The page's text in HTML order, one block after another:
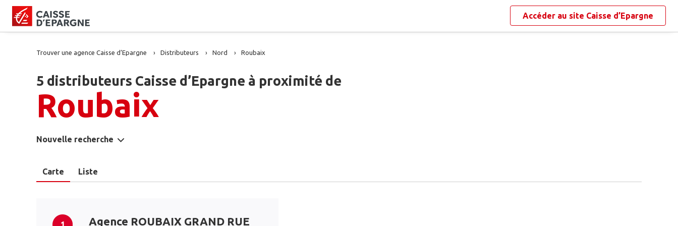
Accéder au site Caisse d’Epargne
Trouver une agence Caisse d’Epargne Distributeurs Nord Roubaix
5 distributeurs Caisse d’Epargne à proximité de
Roubaix
Nouvelle recherche
Carte Liste
Agence ROUBAIX GRAND RUE